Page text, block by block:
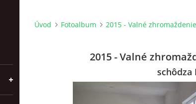
Úvod Fotoalbum 2015 - Valné
2015 - Valné
schôdza